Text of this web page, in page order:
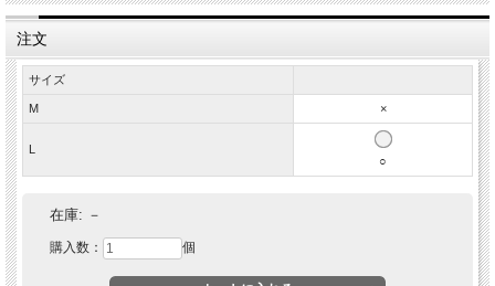
モデル着用サイズ：M
注文
サイズ
M ×
○
在庫: －
購入数： 個